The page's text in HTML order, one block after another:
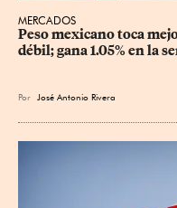
MERCADOS
Peso mexicano toca
débil; gana 1.05% en la
Por José Antonio Rivera